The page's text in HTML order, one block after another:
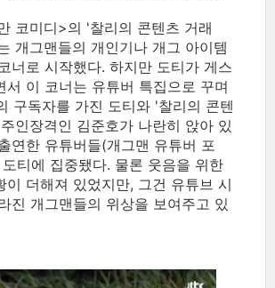
코미디>의 '찰리의 콘텐츠 거래
개그맨들의 개인기나 개그 아이템
너로 시작했다. 하지만 도티가 게스
서 이 코너는 유튜버 특집으로 꾸며
구독자를 가진 도티와 '찰리의 콘텐
인장격인 김준호가 나란히 앉아 있
연한 유튜버들(개그맨 유튜버 포
티에 집중됐다. 물론 웃음을 위한
이 더해져 있었지만, 그건 유튜브 시
진 개그맨들의 위상을 보여주고 있